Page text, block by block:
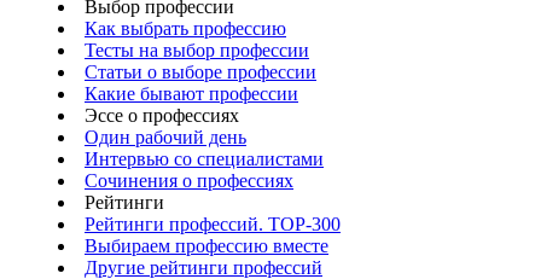
Выбор профессии
Как выбрать профессию
Тесты на выбор профессии
Статьи о выборе профессии
Какие бывают профессии
Эссе о профессиях
Один рабочий день
Интервью со специалистами
Сочинения о профессиях
Рейтинги
Рейтинги профессий. TOP-300
Выбираем профессию вместе
Другие рейтинги профессий